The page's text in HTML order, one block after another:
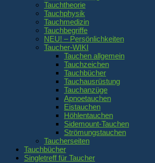
Tauchtheorie
Tauchphysik
Tauchmedizin
Tauchbegriffe
NEU! – Persönlichkeiten
Taucher-WIKI
Tauchen allgemein
Tauchzeichen
Tauchbücher
Tauchausrüstung
Tauchanzüge
Apnoetauchen
Eistauchen
Höhlentauchen
Sidemount-Tauchen
Strömungstauchen
Taucherseiten
Tauchbücher
Singletreff für Taucher